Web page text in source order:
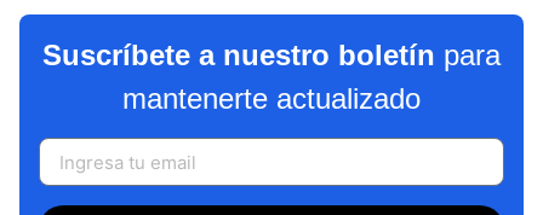
Suscríbete a nuestro boletín para
mantenerte actualizado